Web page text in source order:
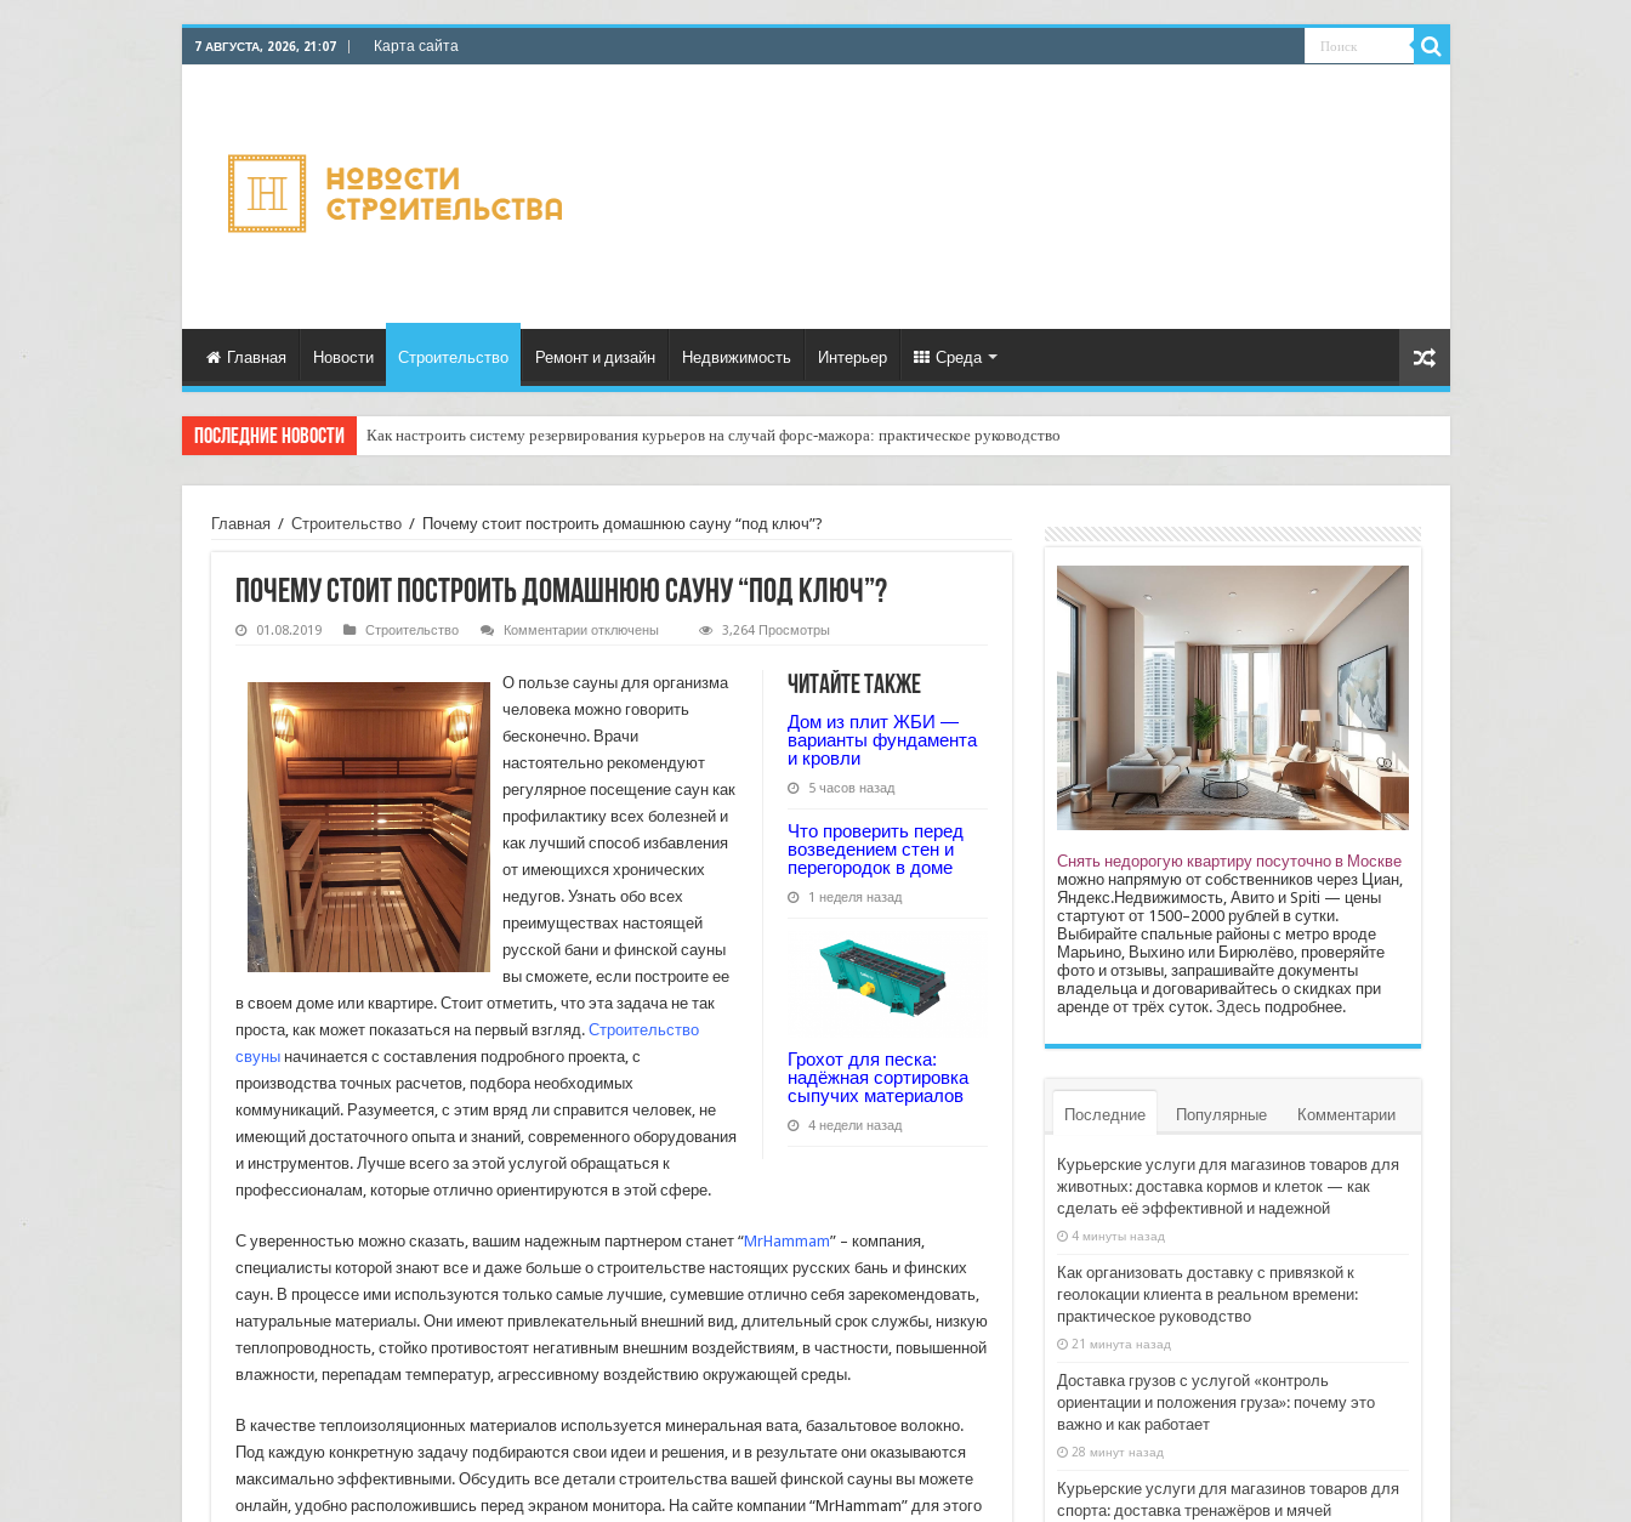
7 АВГУСТА, 2026, 21:07 Карта сайта
Главная Новости Строительство Ремонт и дизайн Недвижимость Интерьер Среда
Последние новости Как настроить систему резервирования курьеров на случай форс‑мажора: практическое руководство
Доставка отправлений с услугой «передача с актом о внешнем осмотре»: как это работает и стоит ли заказывать
Главная / Строительство / Почему стоит построить домашнюю сауну “под ключ”?
Почему стоит построить домашнюю сауну “под ключ”?
01.08.2019 Строительство Комментариик
стоит
построить
домашнюю
ключ”?
отключены 3,264 Просмотры
Читайте также
Дом из плит ЖБИ —
варианты фундамента
и кровли
5 часов назад
Что проверить перед
возведением стен и
перегородок в доме
1 неделя назад
Грохот для песка:
надёжная сортировка
сыпучих материалов
4 недели назад
О пользе сауны для организма
человека можно говорить
бесконечно. Врачи
настоятельно рекомендуют
регулярное посещение саун как
профилактику всех болезней и
как лучший способ избавления
от имеющихся хронических
недугов. Узнать обо всех
преимуществах настоящей
русской бани и финской сауны
вы сможете, если построите ее
в своем доме или квартире. Стоит отметить, что эта задача не так
проста, как может показаться на первый взгляд. Строительство
свуныначинается с составления подробного проекта, с
производства точных расчетов, подбора необходимых
коммуникаций. Разумеется, с этим вряд ли справится человек, не
имеющий достаточного опыта и знаний, современного оборудования
и инструментов. Лучше всего за этой услугой обращаться к
профессионалам, которые отлично ориентируются в этой сфере.
С уверенностью можно сказать, вашим надежным партнером станет “MrHammam” – компания,
специалисты которой знают все и даже больше о строительстве настоящих русских бань и финских
саун. В процессе ими используются только самые лучшие, сумевшие отлично себя зарекомендовать,
натуральные материалы. Они имеют привлекательный внешний вид, длительный срок службы, низкую
теплопроводность, стойко противостоят негативным внешним воздействиям, в частности, повышенной
влажности, перепадам температур, агрессивному воздействию окружающей среды.
В качестве теплоизоляционных материалов используется минеральная вата, базальтовое волокно.
Под каждую конкретную задачу подбираются свои идеи и решения, и в результате они оказываются
максимально эффективными. Обсудить все детали строительства вашей финской сауны вы можете
онлайн, удобно расположившись перед экраном монитора. На сайте компании “MrHammam” для этого
Снять недорогую квартиру посуточно в Москве
можно напрямую от собственников через Циан,
Яндекс.Недвижимость, Авито и Spiti — цены
стартуют от 1500–2000 рублей в сутки.
Выбирайте спальные районы с метро вроде
Марьино, Выхино или Бирюлёво, проверяйте
фото и отзывы, запрашивайте документы
владельца и договаривайтесь о скидках при
аренде от трёх суток. Здесьподробнее.
Последние Популярные Комментарии
Курьерские услуги для магазинов товаров для
животных: доставка кормов и клеток — как
сделать её эффективной и надежной
4 минуты назад
Как организовать доставку с привязкой к
геолокации клиента в реальном времени:
практическое руководство
21 минута назад
Доставка грузов с услугой «контроль
ориентации и положения груза»: почему это
важно и как работает
28 минут назад
Курьерские услуги для магазинов товаров для
спорта: доставка тренажёров и мячей